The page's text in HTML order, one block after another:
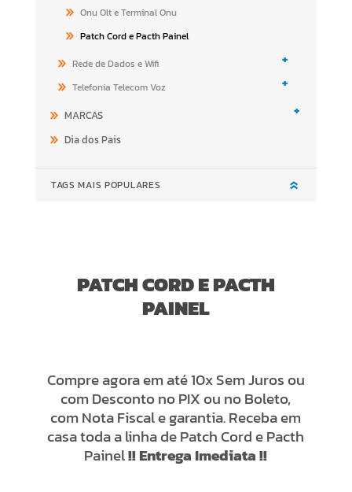
Onu Olt e Terminal Onu
Patch Cord e Pacth Painel
Rede de Dados e Wifi
+
Telefonia Telecom Voz +
MARCAS +
Dia dos Pais
TAGS MAIS POPULARES
PATCH CORD E PACTH
PAINEL
Compre agora em até 10x Sem Juros ou
com Desconto no PIX ou no Boleto,
com Nota Fiscal e garantia. Receba em
casa toda a linha de Patch Cord e Pacth
Painel!! Entrega Imediata !!